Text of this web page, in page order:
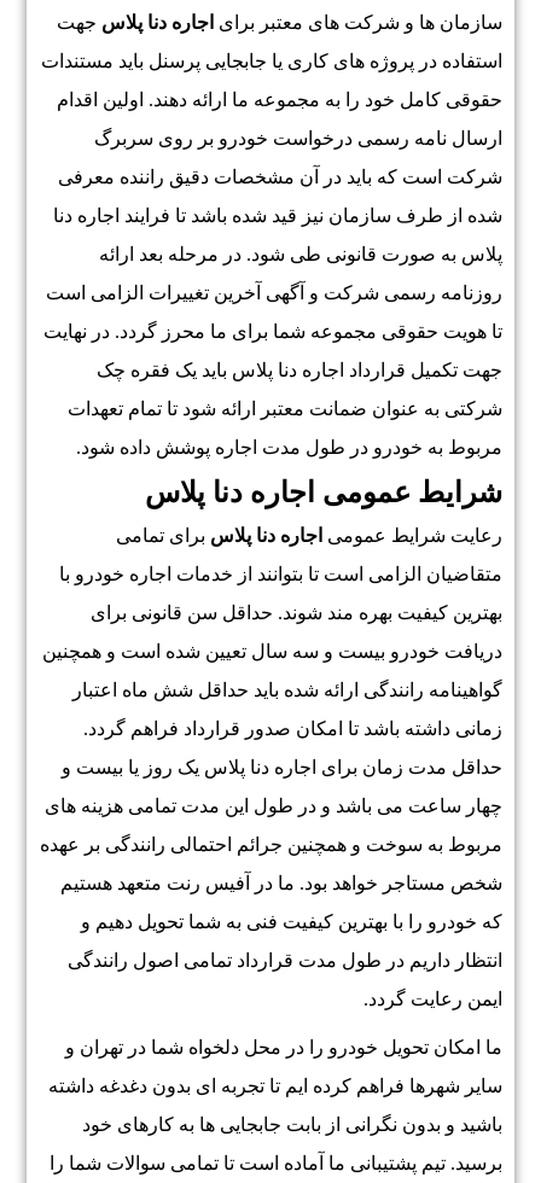
سازمان ها و شرکت های معتبر برای اجاره دنا پلاس جهت
استفاده در پروژه های کاری یا جابجایی پرسنل باید مستندات
حقوقی کامل خود را به مجموعه ما ارائه دهند. اولین اقدام
ارسال نامه رسمی درخواست خودرو بر روی سربرگ
شرکت است که باید در آن مشخصات دقیق راننده معرفی
شده از طرف سازمان نیز قید شده باشد تا فرایند اجاره دنا
پلاس به صورت قانونی طی شود. در مرحله بعد ارائه
روزنامه رسمی شرکت و آگهی آخرین تغییرات الزامی است
تا هویت حقوقی مجموعه شما برای ما محرز گردد. در نهایت
جهت تکمیل قرارداد اجاره دنا پلاس باید یک فقره چک
شرکتی به عنوان ضمانت معتبر ارائه شود تا تمام تعهدات
مربوط به خودرو در طول مدت اجاره پوشش داده شود.
شرایط عمومی اجاره دنا پلاس
رعایت شرایط عمومی اجاره دنا پلاس برای تمامی
متقاضیان الزامی است تا بتوانند از خدمات اجاره خودرو با
بهترین کیفیت بهره مند شوند. حداقل سن قانونی برای
دریافت خودرو بیست و سه سال تعیین شده است و همچنین
گواهینامه رانندگی ارائه شده باید حداقل شش ماه اعتبار
زمانی داشته باشد تا امکان صدور قرارداد فراهم گردد.
حداقل مدت زمان برای اجاره دنا پلاس یک روز یا بیست و
چهار ساعت می باشد و در طول این مدت تمامی هزینه های
مربوط به سوخت و همچنین جرائم احتمالی رانندگی بر عهده
شخص مستاجر خواهد بود. ما در آفیس رنت متعهد هستیم
که خودرو را با بهترین کیفیت فنی به شما تحویل دهیم و
انتظار داریم در طول مدت قرارداد تمامی اصول رانندگی
ایمن رعایت گردد.
ما امکان تحویل خودرو را در محل دلخواه شما در تهران و
سایر شهرها فراهم کرده ایم تا تجربه ای بدون دغدغه داشته
باشید و بدون نگرانی از بابت جابجایی ها به کارهای خود
برسید. تیم پشتیبانی ما آماده است تا تمامی سوالات شما را